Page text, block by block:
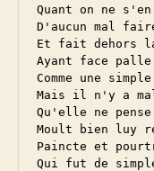
Quant on ne
D'aucun mal
Et fait dehors la
Ayant face
Comme une
Mais il n'y a
Qu'elle ne
Moult bien luy
Paincte et
Qui fut de